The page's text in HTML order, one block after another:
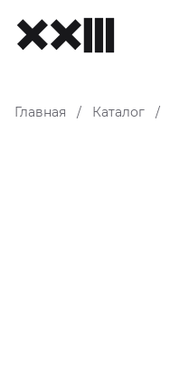
Главная / Каталог /